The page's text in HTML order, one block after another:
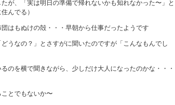
が、「実は明日の準備で帰れないかも知れなかった〜」と
んでる）
はもぬけの殻・・・早朝から仕事だったようです
うなの？」とさすがに聞いたのですが「こんなもんでし
のを横で聞きながら、少しだけ大人になったのかな・・・
とでもないか〜